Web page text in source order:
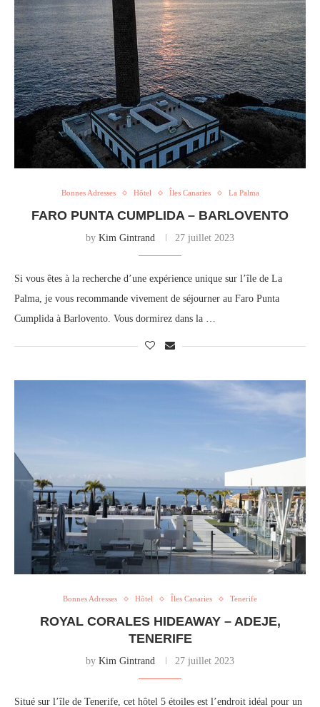
Bonnes Adresses Hôtel Îles Canaries La Palma
FARO PUNTA CUMPLIDA – BARLOVENTO
by Kim Gintrand 27 juillet 2023
Si vous êtes à la recherche d’une expérience unique sur l’île de La
Palma, je vous recommande vivement de séjourner au Faro Punta
Cumplida à Barlovento. Vous dormirez dans la …
Bonnes Adresses Hôtel Îles Canaries Tenerife
ROYAL CORALES HIDEAWAY – ADEJE,
TENERIFE
by Kim Gintrand 27 juillet 2023
Situé sur l’île de Tenerife, cet hôtel 5 étoiles est l’endroit idéal pour un